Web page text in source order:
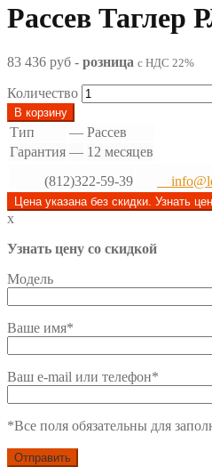
Рассев Таглер
83 436 руб - розница с НДС 22%
Количество
В корзину
Тип — Рассев
Гарантия — 12 месяцев
(812)322-59-39
Цена указана без скидки. Узнать
x
Узнать цену со скидкой
Модель
Ваше имя*
Ваш e-mail или телефон*
*Все поля обязательны для